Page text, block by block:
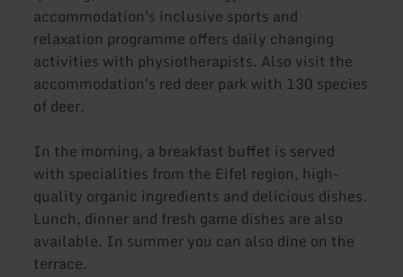
accommodation's inclusive sports and
relaxation programme offers daily changing
activities with physiotherapists. Also visit the
accommodation's red deer park with 130 species
of deer.
In the morning, a breakfast buffet is served
with specialities from the Eifel region, high-
quality organic ingredients and delicious dishes.
Lunch, dinner and fresh game dishes are also
available. In summer you can also dine on the
terrace.